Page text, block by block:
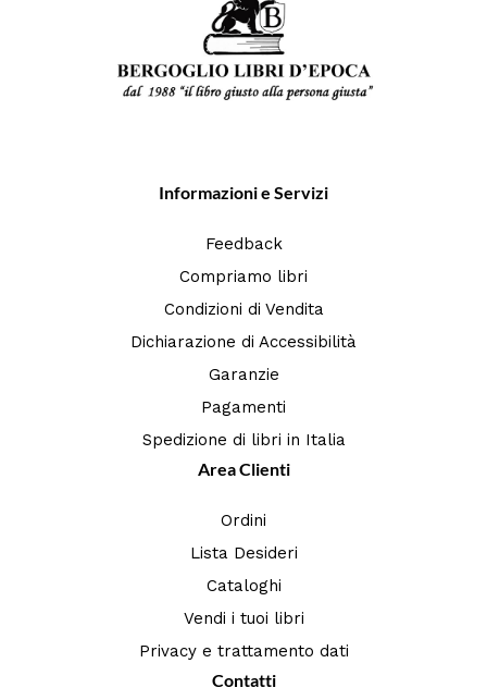
Informazioni e Servizi
Feedback
Compriamo libri
Condizioni di Vendita
Dichiarazione di Accessibilità
Garanzie
Pagamenti
Spedizione di libri in Italia
Area Clienti
Ordini
Lista Desideri
Cataloghi
Vendi i tuoi libri
Privacy e trattamento dati
Contatti